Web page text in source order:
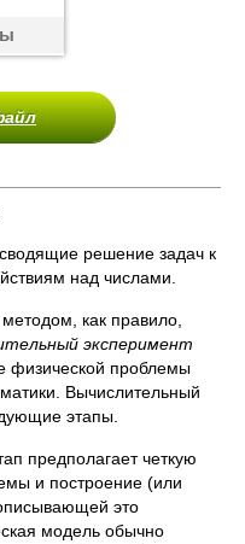
решение задач к
над числами.
как правило,
эксперимент
физической проблемы
Вычислительный
этапы.
предполагает четкую
и построение (или
это
мо­дель обычно